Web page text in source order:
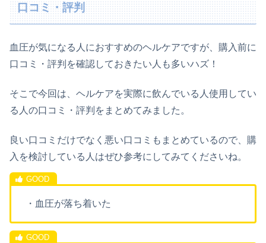
口コミ・評判
血圧が気になる人におすすめのヘルケアですが、購入前に
口コミ・評判を確認しておきたい人も多いハズ！
そこで今回は、ヘルケアを実際に飲んでいる人使用してい
る人の口コミ・評判をまとめてみました。
良い口コミだけでなく悪い口コミもまとめているので、購
入を検討している人はぜひ参考にしてみてくださいね。
・血圧が落ち着いた